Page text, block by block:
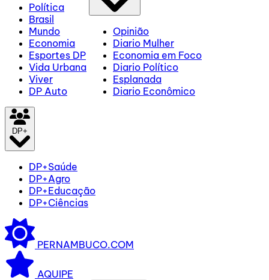
Política
Brasil
Mundo
Economia
Esportes DP
Vida Urbana
Viver
DP Auto
Opinião
Diario Mulher
Economia em Foco
Diario Político
Esplanada
Diario Econômico
DP+
DP+Saúde
DP+Agro
DP+Educação
DP+Ciências
PERNAMBUCO.COM
AQUIPE